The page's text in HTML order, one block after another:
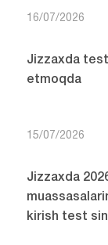
16/07/2026
Jizzaxda
etmoqda
15/07/2026
Jizzaxda
kirish test